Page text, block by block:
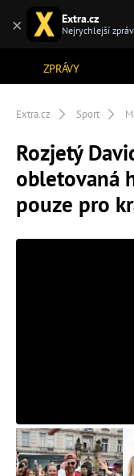
ZPRÁVY
Extra.cz Sport
Rozjetý
obletovaná
pouze pro
× Extra.cz
Nejrychlejší